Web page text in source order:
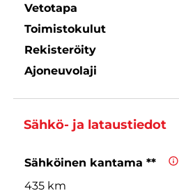
Vetotapa
Toimistokulut
Rekisteröity
Ajoneuvolaji
Sähkö- ja lataustiedot
Sähköinen kantama **
435 km